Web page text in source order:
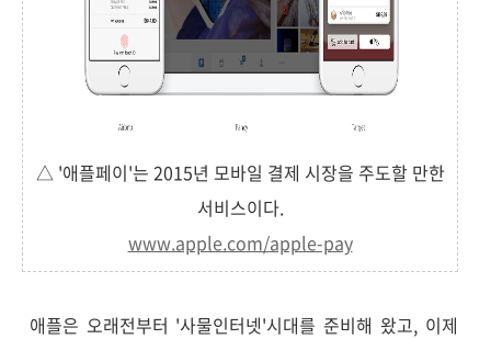
△ '애플페이'는 2015년 모바일 결제 시장을 주도할 만한
서비스이다.
www.apple.com/apple-pay
애플은 오래전부터 '사물인터넷'시대를 준비해 왔고, 이제